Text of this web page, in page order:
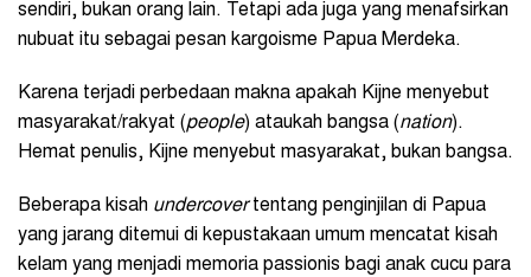
sendiri, bukan orang lain. Tetapi ada juga yang menafsirkan
nubuat itu sebagai pesan kargoisme Papua Merdeka.
Karena terjadi perbedaan makna apakah Kijne menyebut
masyarakat/rakyat (people) ataukah bangsa (nation).
Hemat penulis, Kijne menyebut masyarakat, bukan bangsa.
Beberapa kisah undercovertentang penginjilan di Papua
yang jarang ditemui di kepustakaan umum mencatat kisah
kelam yang menjadi memoria passionis bagi anak cucu para